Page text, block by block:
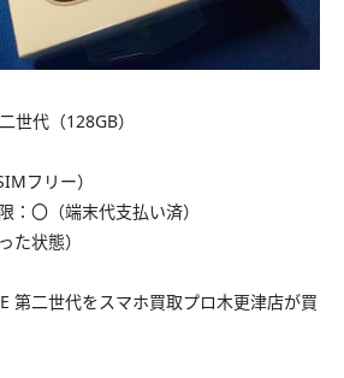
世代（128GB）
フリー）
：〇（端末代支払い済）
た状態）
第二世代をスマホ買取プロ木更津店が買